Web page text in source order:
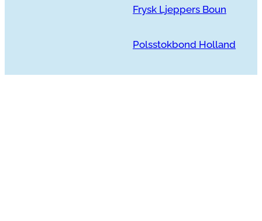
Frysk Ljeppers Boun
Polsstokbond Holland